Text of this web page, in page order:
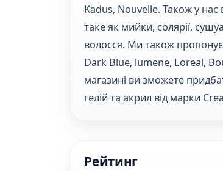
Kadus, Nouvelle. Також у
таке як мийки, солярії,
волосся. Ми також
Dark Blue, lumene, Loreal,
магазині ви зможете
гелій та акрил від марки
Рейтинг